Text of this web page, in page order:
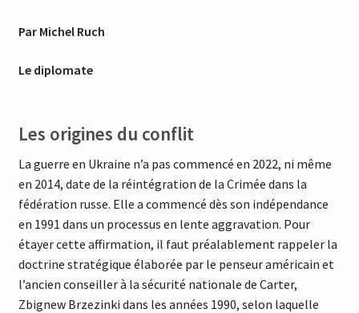
Par Michel Ruch
Le diplomate
Les origines du conflit
La guerre en Ukraine n’a pas commencé en 2022, ni même
en 2014, date de la réintégration de la Crimée dans la
fédération russe. Elle a commencé dès son indépendance
en 1991 dans un processus en lente aggravation. Pour
étayer cette affirmation, il faut préalablement rappeler la
doctrine stratégique élaborée par le penseur américain et
l’ancien conseiller à la sécurité nationale de Carter,
Zbignew Brzezinki dans les années 1990, selon laquelle